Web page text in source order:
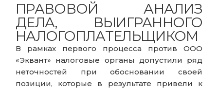
ПРАВОВОЙ АНАЛИЗ
ДЕЛА, ВЫИГРАННОГО
НАЛОГОПЛАТЕЛЬЩИКОМ
В рамках первого процесса против ООО
«Эквант» налоговые органы допустили ряд
неточностей при обосновании своей
позиции, которые в результате привели к